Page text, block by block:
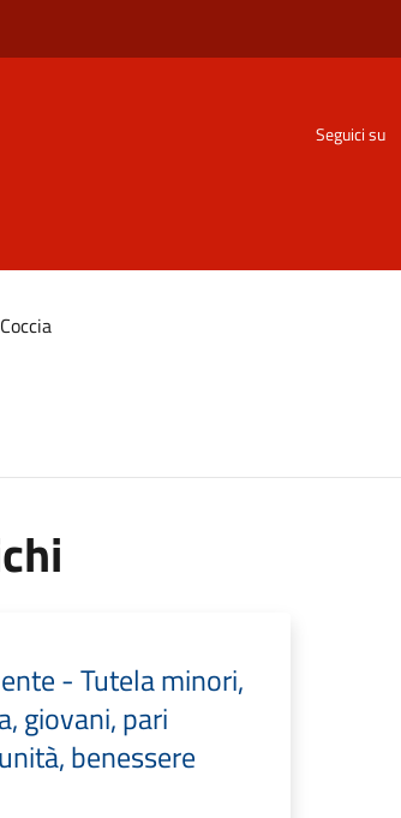
Seguici su
- Tutela minori,
giovani, pari
benessere